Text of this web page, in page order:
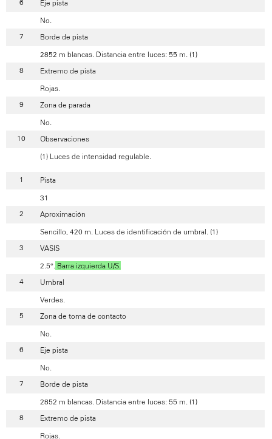
Eje pista
No.
Borde de pista
2852 m blancas. Distancia entre luces: 55 m. (1)
Extremo de pista
Rojas.
Zona de parada
No.
Observaciones
(1) Luces de intensidad regulable.
Pista
31
Aproximación
Sencillo, 420 m. Luces de identificación de umbral. (1)
VASIS
2.5°. Barra izquierda U/S.
Umbral
Verdes.
Zona de toma de contacto
No.
Eje pista
No.
Borde de pista
2852 m blancas. Distancia entre luces: 55 m. (1)
Extremo de pista
Rojas.